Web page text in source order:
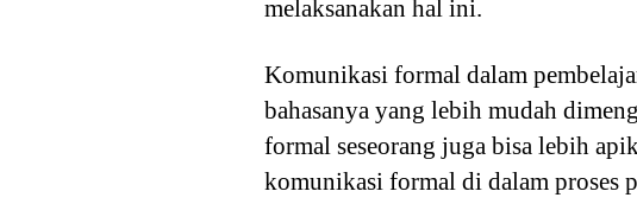
melaksanakan hal ini.
Komunikasi formal dalam
bahasanya yang lebih mudah
formal seseorang juga bisa lebih
komunikasi formal di dalam proses